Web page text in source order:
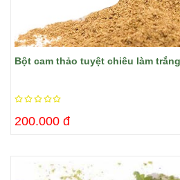
Bột cam thảo tuyệt chiêu làm
200.000 đ